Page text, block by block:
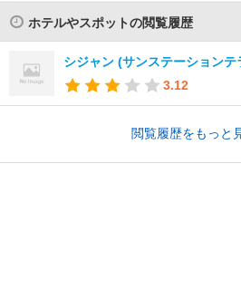
ホテルやスポットの閲覧履歴
シジャン (サンステーションテ
3.12
閲覧履歴をもっと